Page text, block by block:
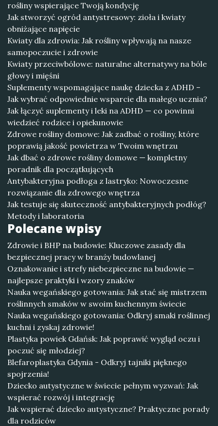
rośliny wspierające Twoją kondycję
Jak stworzyć ogród antystresowy: zioła i kwiaty
obniżające napięcie
Kwiaty dla zdrowia: Jak rośliny wpływają na nasze
samopoczucie i zdrowie
Kwiaty przeciwbólowe: naturalne alternatywy na bóle
głowy i mięśni
Suplementy wspomagające naukę dziecka z ADHD –
Jak wybrać odpowiednie wsparcie dla małego ucznia?
Jak łączyć suplementy i leki na ADHD — co powinni
wiedzieć rodzice i opiekunowie
Zdrowe rośliny domowe: Jak zadbać o rośliny, które
poprawią jakość powietrza w Twoim wnętrzu
Jak dbać o zdrowe rośliny domowe — kompletny
poradnik dla początkujących
Antybakteryjna podłoga z lastryko: Nowoczesne
rozwiązanie dla zdrowego wnętrza
Jak testuje się skuteczność antybakteryjnych podłóg?
Metody i laboratoria
Polecane wpisy
Zdrowie i BHP na budowie: Kluczowe zasady dla
bezpiecznej pracy w branży budowlanej
Oznakowanie i strefy niebezpieczne na budowie —
najlepsze praktyki i wzory znaków
Nauka wegańskiego gotowania: Jak stać się mistrzem
roślinnych smaków w swoim kuchennym świecie
Nauka wegańskiego gotowania: Odkryj smaki roślinnej
kuchni i zyskaj zdrowie!
Plastyka powiek Gdańsk: Jak poprawić wygląd oczu i
poczuć się młodziej?
Blefaroplastyka Gdynia - Odkryj tajniki pięknego
spojrzenia!
Dziecko autystyczne w świecie pełnym wyzwań: Jak
wspierać rozwój i integrację
Jak wspierać dziecko autystyczne? Praktyczne porady
dla rodziców